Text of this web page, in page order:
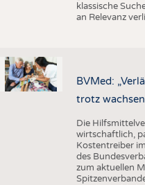
klassische
an Relevanz
BVMed:
trotz
Die
wirtschaftlich,
Kostentreiber
des
zum aktuellen